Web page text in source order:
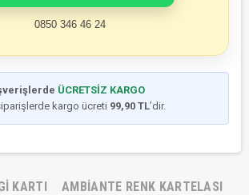
0850 346 46 24
ÜCRETSİZ KARGO
kargo ücreti 99,90 TL’dir.
KARTI
AMBIANTE RENK KARTELASI